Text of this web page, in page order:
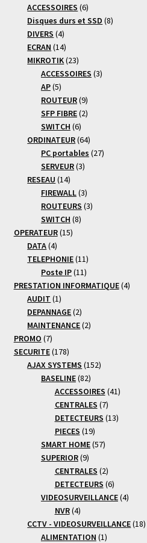
ACCESSOIRES 66
produits
Disques durs et SSD 88
DIVERS 44
produits
ECRAN 1414
produits
MIKROTIK 2323
produits
ACCESSOIRES 33
AP 55
produits
ROUTEUR 99
produits
SFP FIBRE 22
SWITCH 66
produits
ORDINATEUR 6464
produits
PC portables 2727
SERVEUR 33
RESEAU 1414
produits
FIREWALL 33
produits
ROUTEURS 33
SWITCH 88
OPERATEUR 1515
DATA 44
produits
TELEPHONIE 1111
produits
Poste IP 1111
produits
PRESTATION INFORMATIQUE 44
AUDIT 11
produit
DEPANNAGE 22
produits
MAINTENANCE 22
PROMO 77
produits
SECURITE 178178
produits
AJAX SYSTEMS 152152
BASELINE 8282
produits
ACCESSOIRES 4141
CENTRALES 77
produits
DETECTEURS 1313
PIECES 1919
produits
SMART HOME 5757
SUPERIOR 99
produits
CENTRALES 22
produits
DETECTEURS 66
produits
VIDEOSURVEILLANCE 44
NVR 44
produits
CCTV - VIDEOSURVEILLANCE 1818
ALIMENTATION 11